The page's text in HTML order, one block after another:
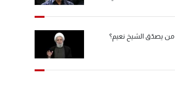
من يصدّق الشيخ نعيم؟